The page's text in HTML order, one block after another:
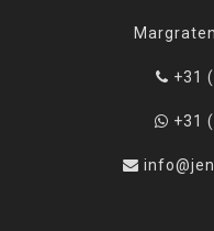
+31
+31